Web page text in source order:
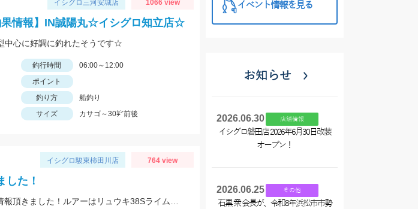
イシグロ三河安城店 1066 view
果情報】IN誠陽丸☆イシグロ知立店☆
中心に好調に釣れたそうです☆
釣行時間
06:00～12:00
ポイント
釣り方
船釣り
サイズ カサゴ～30㌢前後
イシグロ駿東柿田川店 764 view
した！
イベント情報を見る
お知らせ
2026.06.30 店舗情報
イシグロ磐田店 2026年6月30日改装
オープン！
2026.06.25 その他
石黒 衆 会長が、令和8年浜松市市勢